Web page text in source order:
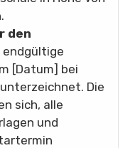
den
endgültige
[Datum] bei
Die
sich, alle
und